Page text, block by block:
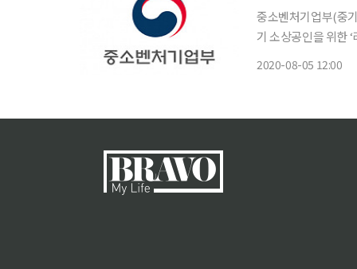
중소벤처기업부(중
기 소상공인을 위한 ‘리
2020-08-05 12:00